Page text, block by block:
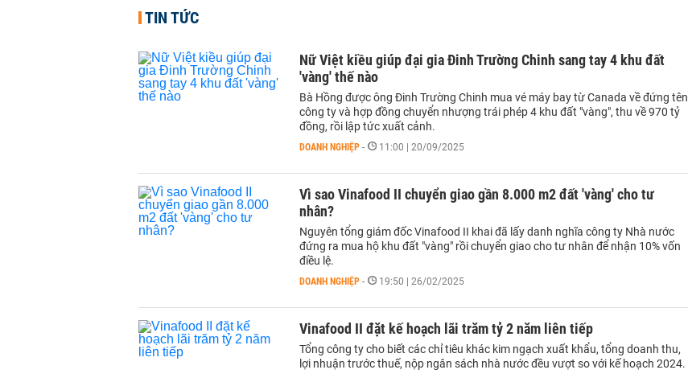
TIN TỨC
Nữ Việt kiều giúp đại gia Đinh Trường Chinh sang tay 4 khu đất
'vàng' thế nào
Bà Hồng được ông Đinh Trường Chinh mua vé máy bay từ Canada về đứng tên
công ty và hợp đồng chuyển nhượng trái phép 4 khu đất "vàng", thu về 970 tỷ
đồng, rồi lập tức xuất cảnh.
DOANH NGHIỆP - 11:00 | 20/09/2025
Vì sao Vinafood II chuyển giao gần 8.000 m2 đất 'vàng' cho tư
nhân?
Nguyên tổng giám đốc Vinafood II khai đã lấy danh nghĩa công ty Nhà nước
đứng ra mua hộ khu đất "vàng" rồi chuyển giao cho tư nhân để nhận 10% vốn
điều lệ.
DOANH NGHIỆP - 19:50 | 26/02/2025
Vinafood II đặt kế hoạch lãi trăm tỷ 2 năm liên tiếp
Tổng công ty cho biết các chỉ tiêu khác kim ngạch xuất khẩu, tổng doanh thu,
lợi nhuận trước thuế, nộp ngân sách nhà nước đều vượt so với kế hoạch 2024.